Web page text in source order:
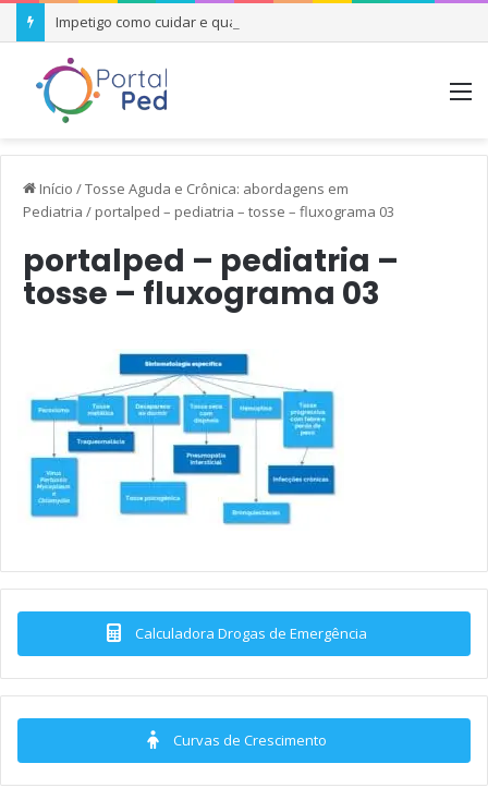
Impetigo como cuidar e quando se preocupar
Início /Tosse Aguda e Crônica: abordagens em
Pediatria / portalped – pediatria – tosse – fluxograma 03
portalped – pediatria –
tosse – fluxograma 03
Calculadora Drogas de Emergência
Curvas de Crescimento